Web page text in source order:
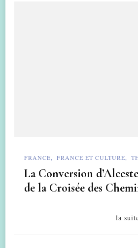
FRANCE FRANCE ET CULTURE
La Conversion
de la Croisée des
la